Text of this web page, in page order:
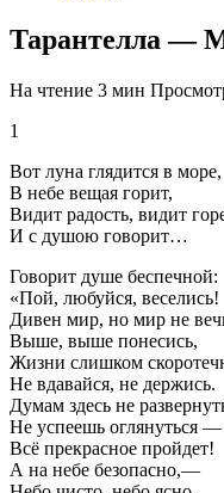
Тарантелла —
На чтение 3 мин
1
Вот луна глядится в море,
В небе вещая горит,
Видит радость, видит
И с душою говорит…
Говорит душе беспечной:
«Пой, любуйся, веселись!
Дивен мир, но мир не
Выше, выше понесись,
Жизни слишком
Не вдавайся, не держись.
Думам здесь не
Не успеешь оглянуться —
Всё прекрасное пройдет!
А на небе безопасно,—